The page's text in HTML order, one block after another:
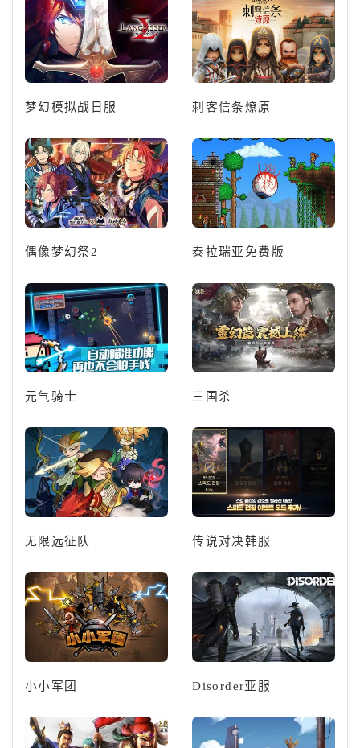
梦幻模拟战日服 刺客信条燎原
偶像梦幻祭2 泰拉瑞亚免费版
元气骑士 三国杀
无限远征队 传说对决韩服
小小军团 Disorder亚服